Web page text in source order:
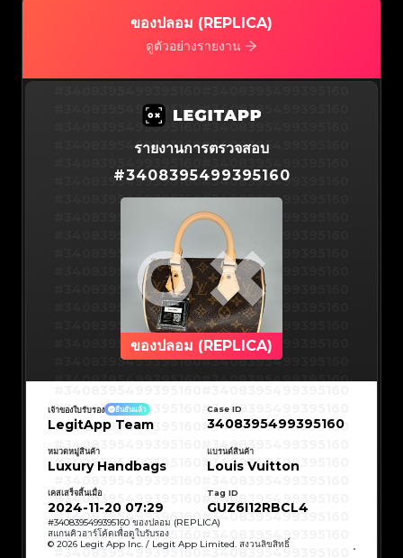
#3066123689299189#3066123689299189
#3066123689299189#3066123689299189
#3066123689299189#3066123689299189
#3066123689299189#3066123689299189
#3066123689299189#3066123689299189
#3066123689299189#3066123689299189
#3066123689299189
#3066123689299189
#3066123689299189#3066123689299189
#3066123689299189
#3066123689299189
#3066123689299189#3066123689299189
#3066123689299189#3066123689299189
#3066123689299189#3066123689299189
#3066123689299189#3066123689299189
#3066123689299189#3066123689299189
#3066123689299189#3066123689299189
#3066123689299189#3066123689299189
#3066123689299189
#3066123689299189
#3066123689299189
#3066123689299189
#3066123689299189
#3066123689299189
#3066123689299189
#3066123689299189
#3066123689299189
#3066123689299189
#3066123689299189
#3066123689299189#3066123689299189
#3066123689299189#3066123689299189
#3066123689299189#3066123689299189
#3066123689299189
#3066123689299189
#3066123689299189#3066123689299189
#3066123689299189#3066123689299189
#3066123689299189#3066123689299189
#3066123689299189#3066123689299189
#3066123689299189#3066123689299189
#3066123689299189#3066123689299189
#3066123689299189#3066123689299189
#3066123689299189
#3066123689299189
#3066123689299189
#3066123689299189
#3066123689299189#3066123689299189
#3066123689299189#3066123689299189
#3066123689299189#3066123689299189
#3066123689299189#3066123689299189
#3066123689299189#3066123689299189
#3066123689299189#3066123689299189
#3066123689299189#3066123689299189
#3066123689299189
#3066123689299189
#3066123689299189
#3066123689299189
#3066123689299189
#3066123689299189
#3066123689299189
#3066123689299189
#3066123689299189
#3066123689299189
#3066123689299189
#3066123689299189
#3066123689299189#3066123689299189
#3066123689299189 #3066123689299189
ของปลอม (REPLICA)
ดูตัวอย่างรายงาน
#3408395499395160#3408395499395160
#3408395499395160#3408395499395160
#3408395499395160#3408395499395160
#3408395499395160#3408395499395160
#3408395499395160#3408395499395160
#3408395499395160#3408395499395160
#3408395499395160
#3408395499395160
#3408395499395160
#3408395499395160
#3408395499395160#3408395499395160
#3408395499395160#3408395499395160
#3408395499395160#3408395499395160
#3408395499395160#3408395499395160
#3408395499395160#3408395499395160
#3408395499395160#3408395499395160
#3408395499395160#3408395499395160
#3408395499395160
#3408395499395160
#3408395499395160
#3408395499395160
#3408395499395160
#3408395499395160
#3408395499395160
#3408395499395160
#3408395499395160
#3408395499395160
#3408395499395160
#3408395499395160
#3408395499395160#3408395499395160
#3408395499395160 #3408395499395160
รายงานการตรวจสอบ
#3408395499395160
ของปลอม (REPLICA)
#3408395499395160
#3408395499395160
#3408395499395160
#3408395499395160
#3408395499395160
#3408395499395160
#3408395499395160
#3408395499395160
#3408395499395160
#3408395499395160
#3408395499395160 #3408395499395160
#3408395499395160
#3408395499395160
#3408395499395160#3408395499395160
เจ้าของใบรับรอง ยืนยันแล้ว
LegitApp Team
Case ID
3408395499395160
หมวดหมู่สินค้า
Luxury Handbags
แบรนด์สินค้า
Louis Vuitton
เคสเสร็จสิ้นเมื่อ
2024-11-20 07:29
Tag ID
GUZ6I12RBCL4
#3408395499395160 ของปลอม (REPLICA)
สแกนคิวอาร์โค้ดเพื่อดูใบรับรอง
© 2026 Legit App Inc. / Legit App Limited. สงวนลิขสิทธิ์